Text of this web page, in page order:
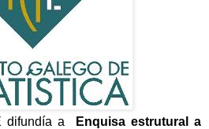
difundía a
Enquisa estrutural a